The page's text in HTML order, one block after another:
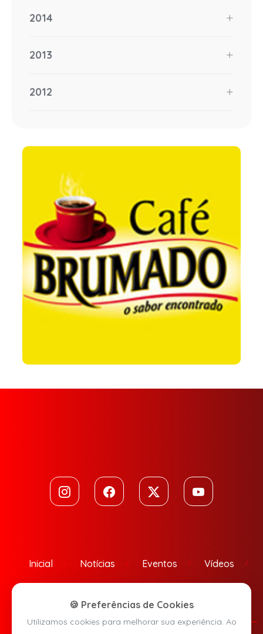
2014
2013
2012
Inicial Notícias Eventos Vídeos
🍪 Preferências de Cookies
Utilizamos cookies para melhorar sua experiência. Ao